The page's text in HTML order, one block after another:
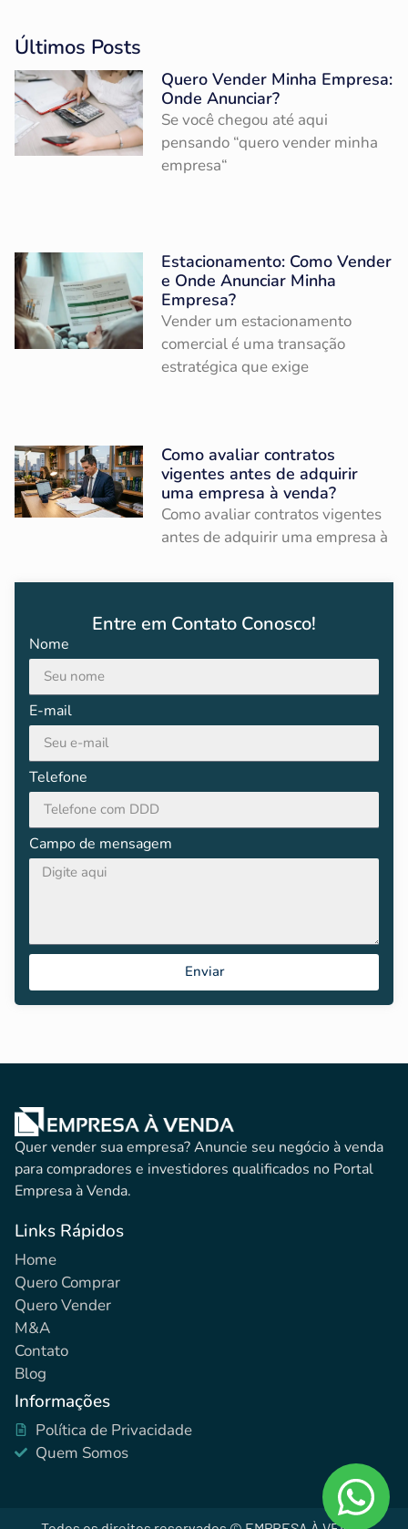
Últimos Posts
Quero Vender Minha Empresa:
Onde Anunciar?
Se você chegou até aqui
pensando “quero vender minha
empresa“
Estacionamento: Como Vender
e Onde Anunciar Minha
Empresa?
Vender um estacionamento
comercial é uma transação
estratégica que exige
Como avaliar contratos
vigentes antes de adquirir
uma empresa à venda?
Como avaliar contratos vigentes
antes de adquirir uma empresa à
Entre em Contato Conosco!
Nome
E-mail
Telefone
Campo de mensagem
Enviar
Quer vender sua empresa? Anuncie seu negócio à venda
para compradores e investidores qualificados no Portal
Empresa à Venda.
Links Rápidos
Home
Quero Comprar
Quero Vender
M&A
Contato
Blog
Informações
Política de Privacidade
Quem Somos